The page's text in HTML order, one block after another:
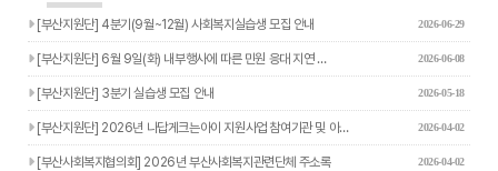
[부산지원단] 4분기(9월~12월) 사회복지실습생 모집 안내 2026-06-29
[부산지원단] 6월 9일(화) 내부행사에 따른 민원 응대 지연 … 2026-06-08
[부산지원단] 3분기 실습생 모집 안내 2026-05-18
[부산지원단] 2026년 나답게크는아이 지원사업 참여기관 및 아… 2026-04-02
[부산사회복지협의회] 2026년 부산사회복지관련단체 주소록 2026-04-02